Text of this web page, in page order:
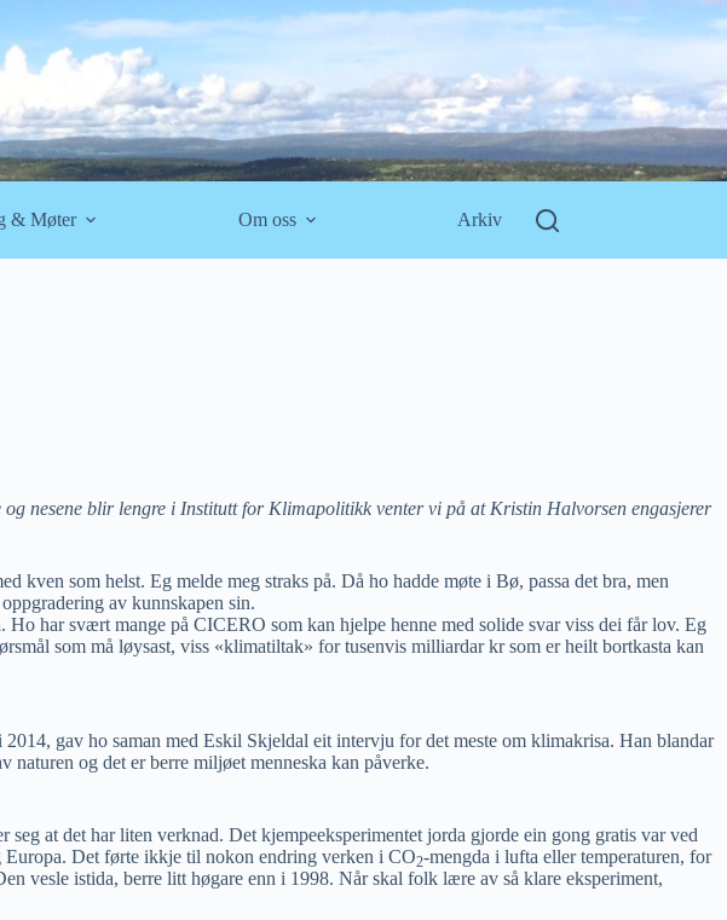
& Møter Om oss Arkiv
nesene blir lengre i Institutt for Klimapolitikk venter vi på at Kristin Halvorsen engasjerer
kven som helst. Eg melde meg straks på. Då ho hadde møte i Bø, passa det bra, men
av kunnskapen sin.
Ho har svært mange på CICERO som kan hjelpe henne med solide svar viss dei får lov. Eg
som må løysast, viss «klimatiltak» for tusenvis milliardar kr som er heilt bortkasta kan
gav ho saman med Eskil Skjeldal eit intervju for det meste om klimakrisa. Han blandar
og det er berre miljøet menneska kan påverke.
seg at det har liten verknad. Det kjempeeksperimentet jorda gjorde ein gong gratis var ved
Europa. Det førte ikkje til nokon endring verken i CO2-mengda i lufta eller temperaturen, for
vesle istida, berre litt høgare enn i 1998. Når skal folk lære av så klare eksperiment,